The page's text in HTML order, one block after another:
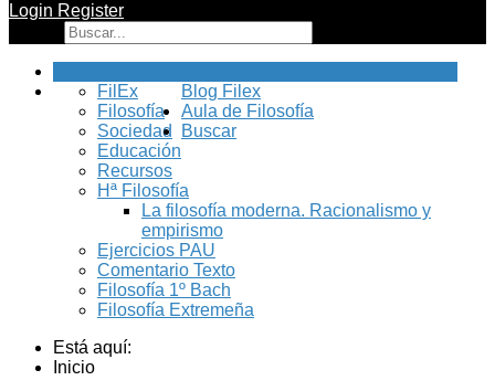
Login Register
Blog Filex
FilEx
Filosofía
Sociedad
Educación
Recursos
Aula de Filosofía
Hª Filosofía
La filosofía moderna. Racionalismo y
empirismo
Ejercicios PAU
Comentario Texto
Filosofía 1º Bach
Filosofía Extremeña
Buscar
Está aquí:
Inicio